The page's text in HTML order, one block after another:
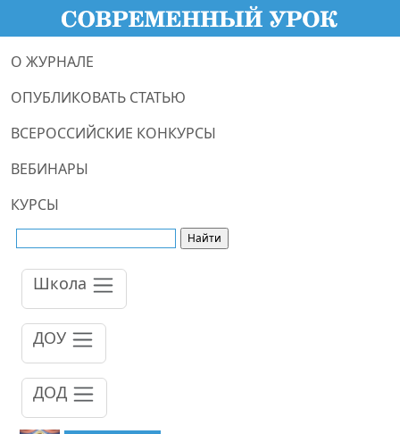
О ЖУРНАЛЕ
ОПУБЛИКОВАТЬ СТАТЬЮ
ВСЕРОССИЙСКИЕ КОНКУРСЫ
ВЕБИНАРЫ
КУРСЫ
Школа
ДОУ
ДОД